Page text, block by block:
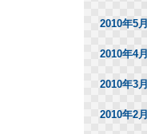
2010年5月
2010年4月
2010年3月
2010年2月